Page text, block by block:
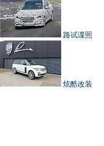
路试谍照
炫酷改装